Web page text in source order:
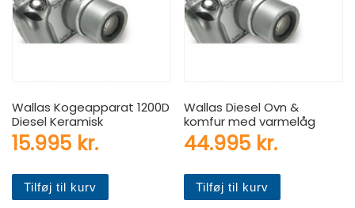
Wallas Kogeapparat 1200D
Diesel Keramisk
15.995 kr.
Tilføj til kurv
Wallas Diesel Ovn &
komfur med varmelåg
44.995 kr.
Tilføj til kurv